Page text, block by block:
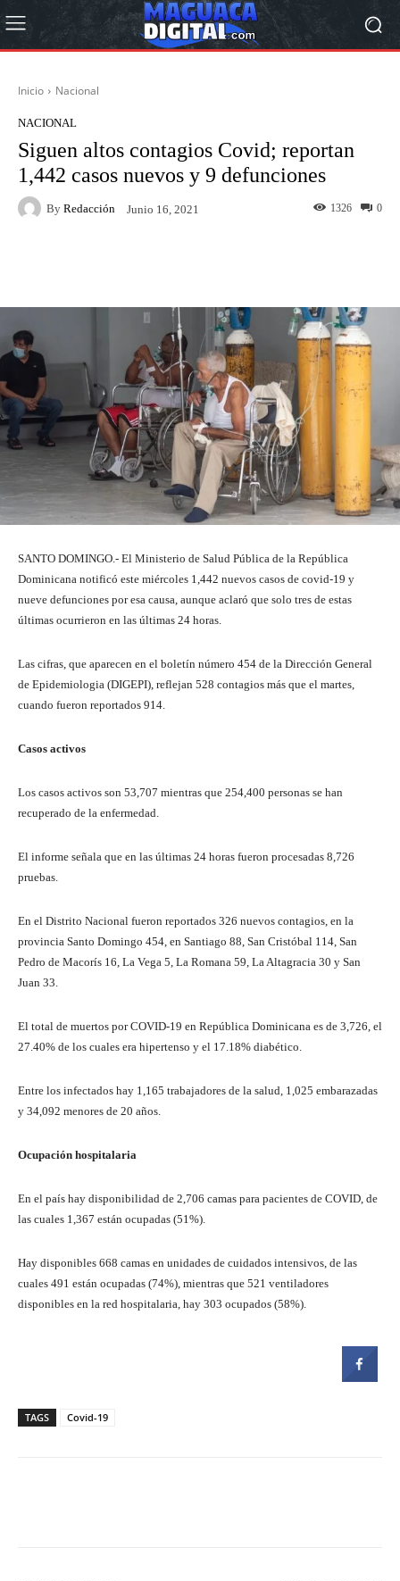
Inicio Nacional
NACIONAL
Siguen altos contagios Covid; reportan
1,442 casos nuevos y 9 defunciones
By Redacción Junio 16, 2021 0
1326
SANTO DOMINGO.- El Ministerio de Salud Pública de la República
Dominicana notificó este miércoles 1,442 nuevos casos de covid-19 y
nueve defunciones por esa causa, aunque aclaró que solo tres de estas
últimas ocurrieron en las últimas 24 horas.
Las cifras, que aparecen en el boletín número 454 de la Dirección General
de Epidemiologia (DIGEPI), reflejan 528 contagios más que el martes,
cuando fueron reportados 914.
Casos activos
Los casos activos son 53,707 mientras que 254,400 personas se han
recuperado de la enfermedad.
El informe señala que en las últimas 24 horas fueron procesadas 8,726
pruebas.
En el Distrito Nacional fueron reportados 326 nuevos contagios, en la
provincia Santo Domingo 454, en Santiago 88, San Cristóbal 114, San
Pedro de Macorís 16, La Vega 5, La Romana 59, La Altagracia 30 y San
Juan 33.
El total de muertos por COVID-19 en República Dominicana es de 3,726, el
27.40% de los cuales era hipertenso y el 17.18% diabético.
Entre los infectados hay 1,165 trabajadores de la salud, 1,025 embarazadas
y 34,092 menores de 20 años.
Ocupación hospitalaria
En el país hay disponibilidad de 2,706 camas para pacientes de COVID, de
las cuales 1,367 están ocupadas (51%).
Hay disponibles 668 camas en unidades de cuidados intensivos, de las
cuales 491 están ocupadas (74%), mientras que 521 ventiladores
disponibles en la red hospitalaria, hay 303 ocupados (58%).
TAGS Covid-19